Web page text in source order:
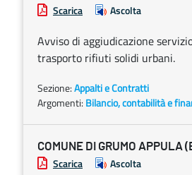
Scarica Ascolta
Avviso di aggiudicazione
trasporto rifiuti solidi urbani.
Sezione:Appalti e Contratti
Argomenti: Bilancio, contabilità e
COMUNE DI GRUMO APPULA
Scarica Ascolta